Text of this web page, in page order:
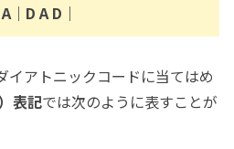
｜D A D｜
イアトニックコードに当てはめ
表記では次のように表すことが